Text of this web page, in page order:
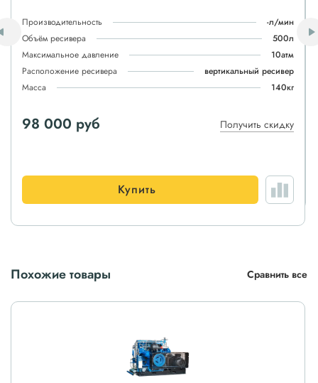
Производительность
-л/мин
Объём ресивера
500л
Максимальное давление
10атм
Расположение ресивера
вертикальный ресивер
Масса
140кг
98 000 руб Получить скидку
Купить
Похожие товары Сравнить все